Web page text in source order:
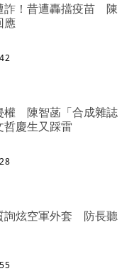
詐！昔遭轟擋疫苗 陳
應
權 陳智菡「合成雜誌
慶生又踩雷
詢炫空軍外套 防長聽